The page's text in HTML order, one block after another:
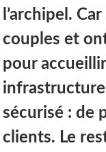
l’archipel.
couples et
pour
sécurisé : de
clients. Le